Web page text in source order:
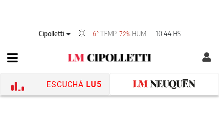
Cipolletti 6° TEMP 72% HUM 10:44 HS
ESCUCHÁ LU5